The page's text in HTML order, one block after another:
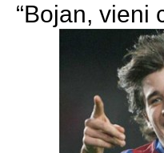
“Bojan, vieni